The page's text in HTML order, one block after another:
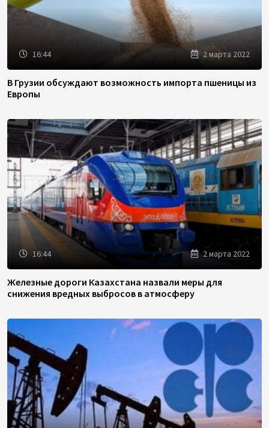
16:44 2 марта 2022
В Грузии обсуждают возможность импорта пшеницы из
Европы
16:44 2 марта 2022
Железные дороги Казахстана назвали меры для
снижения вредных выбросов в атмосферу